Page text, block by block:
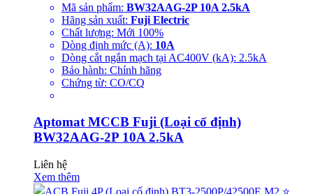
Mã sản phẩm: BW32AAG-2P 10A 2.5kA
Hãng sản xuất: Fuji Electric
Chất lượng: Mới 100%
Dòng định mức (A): 10A
Dòng cắt ngắn mạch tại AC400V (kA): 2.5kA
Bảo hành: Chính hãng
Chứng từ: CO/CQ
Aptomat MCCB Fuji (Loại cố định)
BW32AAG-2P 10A 2.5kA
Liên hệ
Xem thêm